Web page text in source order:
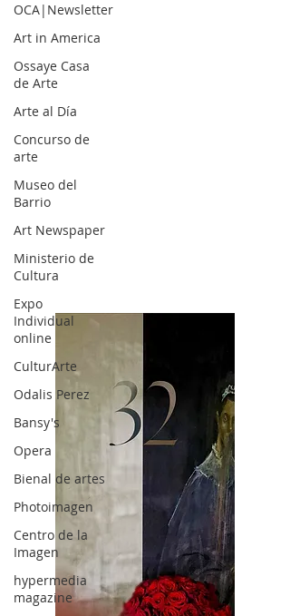
OCA|Newsletter
Art in America
Ossaye Casa
de Arte
Arte al Día
Concurso de
arte
Museo del
Barrio
Art Newspaper
Ministerio de
Cultura
Expo
Individual
online
CulturArte
Odalis Perez
Bansy's
Opera
Bienal de artes
Photoimagen
Centro de la
Imagen
hypermedia
magazine